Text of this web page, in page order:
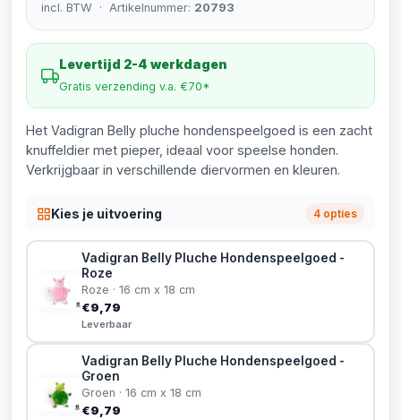
incl. BTW · Artikelnummer: 20793
Levertijd 2-4 werkdagen
Gratis verzending v.a. €70*
Het Vadigran Belly pluche hondenspeelgoed is een zacht
knuffeldier met pieper, ideaal voor speelse honden.
Verkrijgbaar in verschillende diervormen en kleuren.
Kies je uitvoering 4 opties
Vadigran Belly Pluche Hondenspeelgoed -
Roze
Roze · 16 cm x 18 cm
€9,79
Leverbaar
Vadigran Belly Pluche Hondenspeelgoed -
Groen
Groen · 16 cm x 18 cm
€9,79